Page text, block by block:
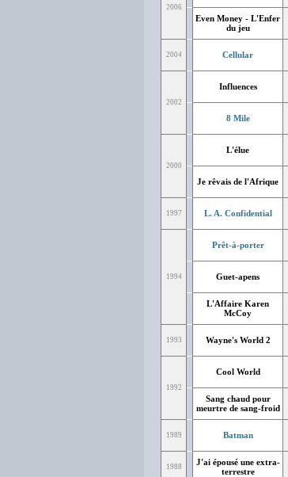
2006
Even Money - L'Enfer
du jeu
2004
Cellular
2002
Influences
8 Mile
2000
L'élue
Je rêvais de l'Afrique
1997 L. A. Confidential
1994
Prêt-à-porter
Guet-apens
L'Affaire Karen
McCoy
1993 Wayne's World 2
1992
Cool World
Sang chaud pour
meurtre de sang-froid
1989
Batman
1988
J'ai épousé une extra-
terrestre